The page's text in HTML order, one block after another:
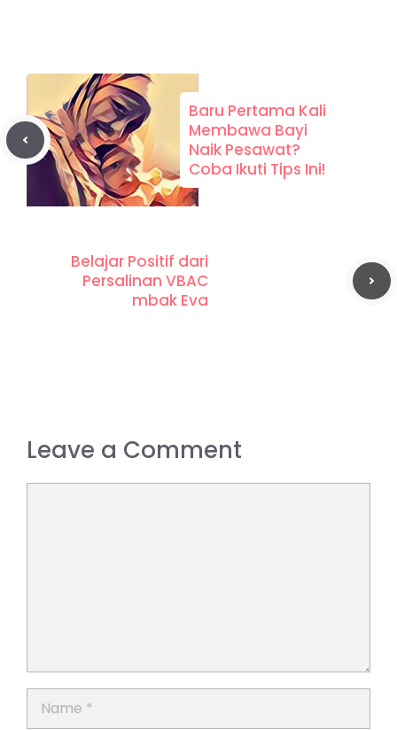
Baru Pertama Kali
Membawa Bayi
Naik Pesawat?
Coba Ikuti Tips Ini!
Belajar Positif dari
Persalinan VBAC
mbak Eva
Leave a Comment
Name